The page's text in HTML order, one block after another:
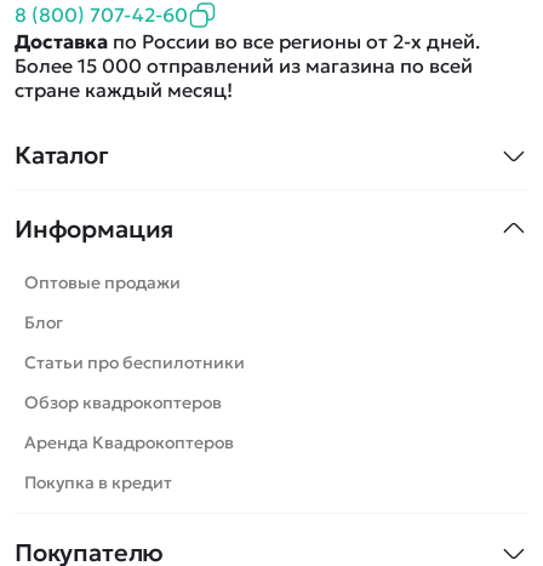
Каталог
Машинки
Танки
Вертолеты
Катера
Роботы
Самолеты
Сборные модели
Спецтехника
Информация
Оптовые продажи
Блог
Статьи про беспилотники
Обзор квадрокоптеров
Аренда Квадрокоптеров
Покупка в кредит
Покупателю
8 (800) 707-42-60
Доставка по России во все регионы от 2-х дней.
Более 15 000 отправлений из магазина по всей
стране каждый месяц!